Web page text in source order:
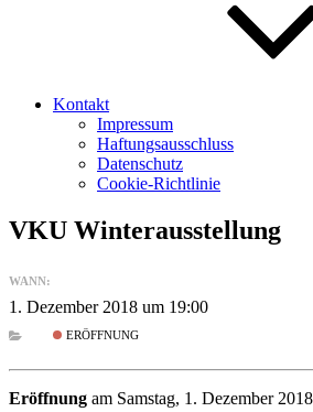
Kontakt
Impressum
Haftungsausschluss
Datenschutz
Cookie-Richtlinie
VKU Winterausstellung
WANN:
1. Dezember 2018 um 19:00
ERÖFFNUNG
Eröffnung am Samstag, 1. Dezember